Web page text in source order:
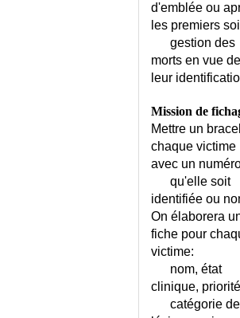
COTATION DES EXAMENS
COUP DE CHALEUR -
COUP DE CHALEUR CHEZ LE
COURBE DE TEMPERATURE
CRAMPE DE L'ECRIVAIN
CRAMPES MUSCULAIRES
d'emblée ou
les premiers
gestion des
morts en vue de
leur
Mission de
Mettre un
chaque victime
avec un
qu'elle soit
identifiée ou
On élaborera
fiche pour
victime:
nom, état
clinique,
catégorie de